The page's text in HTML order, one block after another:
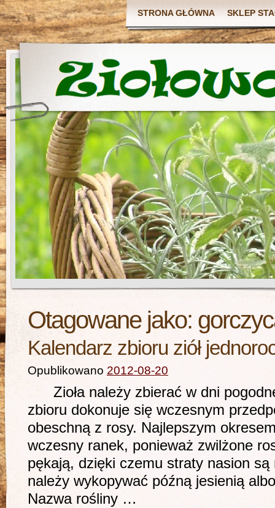
STRONA GŁÓWNA SKLEP
Otagowane jako:
Kalendarz zbioru ziół
Opublikowano 2012-08-20
Zioła należy zbierać w dni
zbioru dokonuje się wczesnym
obeschną z rosy. Najlepszym
wczesny ranek, ponieważ zwilżone
pękają, dzięki czemu straty nasion
należy wykopywać późną jesienią
Nazwa rośliny …